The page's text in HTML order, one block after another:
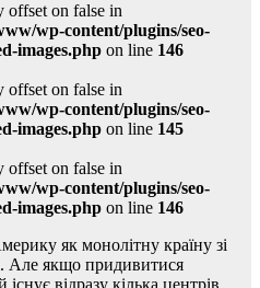
offset on false in
wp-content/plugins/seo-
images.php on line 146
offset on false in
wp-content/plugins/seo-
images.php on line 145
offset on false in
wp-content/plugins/seo-
images.php on line 146
як монолітну країну зі
Але якщо придивитися